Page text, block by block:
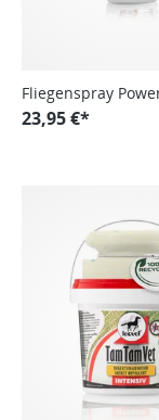
Fliegenspray
23,95 €*